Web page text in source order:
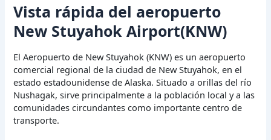
Vista rápida del aeropuerto
New Stuyahok Airport(KNW)
El Aeropuerto de New Stuyahok (KNW) es un aeropuerto
comercial regional de la ciudad de New Stuyahok, en el
estado estadounidense de Alaska. Situado a orillas del río
Nushagak, sirve principalmente a la población local y a las
comunidades circundantes como importante centro de
transporte.